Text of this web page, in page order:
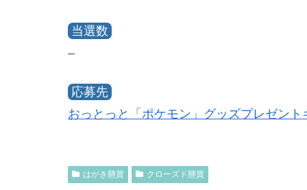
当選数
–
応募先
おっとっと「ポケモン」グッズプレゼント
はがき懸賞 クローズド懸賞